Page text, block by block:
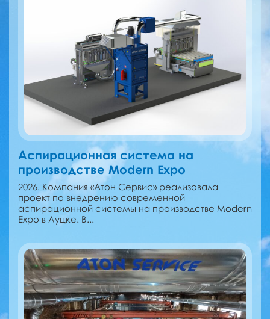
Аспирационная система на
производстве Modern Expo
2026. Компания «Атон Сервис» реализовала
проект по внедрению современной
аспирационной системы на производстве Modern
Expo в Луцке. В...